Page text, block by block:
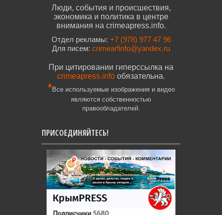
Люди, события и происшествия,
экономика и политика в центре
внимания на crimeapress.info.
Отдел рекламы: +7 (978) 977 47 96
Для писем: crimearfinfo@yandex.ru
При цитировании гиперссылка на
crimeapress.info обязательна.
*Все используемые изображения и видео
являются собственностью
правообладателей.
ПРИСОЕДИНЯЙТЕСЬ!